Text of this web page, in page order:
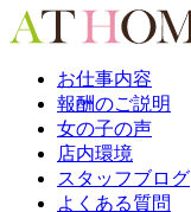
お仕事内容
報酬のご説明
女の子の声
店内環境
スタッフブログ
よくある質問